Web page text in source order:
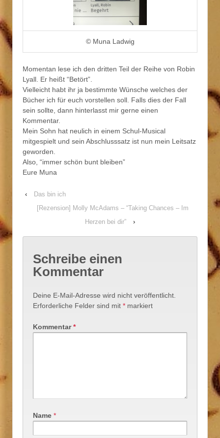
© Muna Ladwig
Momentan lese ich den dritten Teil der Reihe von Robin
Lyall. Er heißt “Betört”.
Vielleicht habt ihr ja bestimmte Wünsche welches der
Bücher ich für euch vorstellen soll. Falls dies der Fall
sein sollte, dann hinterlasst mir gerne einen
Kommentar.
Mein Sohn hat neulich in einem Schul-Musical
mitgespielt und sein Abschlusssatz ist nun mein Leitsatz
geworden.
Also, “immer schön bunt bleiben”
Eure Muna
‹
Das bin ich
[Rezension] Molly McAdams – “Taking Chances – Im
Herzen bei dir”
›
Schreibe einen
Kommentar
Deine E-Mail-Adresse wird nicht veröffentlicht.
Erforderliche Felder sind mit * markiert
Kommentar*
Name *